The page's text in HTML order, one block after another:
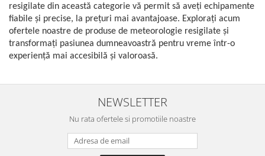
Birotica & Papetarie
Console, Jocuri & Accesorii
Ingrijire personala & Cosmetice
Accesorii aparate de ras electrice
Aparate cosmetice
Articole Sanatate si Wellness
Consumabile sanitare
resigilate din această categorie vă permit să aveți echipamente
fiabile și precise, la prețuri mai avantajoase. Explorați acum
ofertele noastre de produse de meteorologie resigilate și
transformați pasiunea dumneavoastră pentru vreme într-o
experiență mai accesibilă și valoroasă.
NEWSLETTER
Nu rata ofertele si promotiile noastre